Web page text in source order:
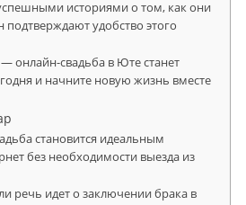
историями о том, как они
удобство этого
онлайн-свадьба в Юте станет
и начните новую жизнь вместе
становится идеальным
без необходимости выезда из
речь идет о заключении брака в